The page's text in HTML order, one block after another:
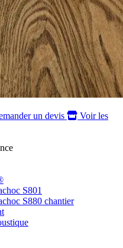
un devis
Voir les
S801
S880 chantier